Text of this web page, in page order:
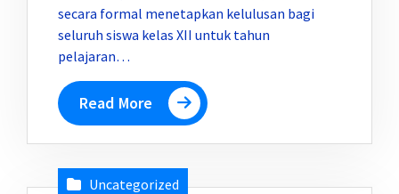
secara formal menetapkan kelulusan bagi
seluruh siswa kelas XII untuk tahun
pelajaran…
Read More
Uncategorized